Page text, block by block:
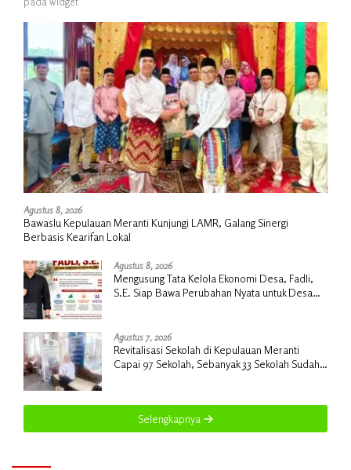
Agustus 8, 2026
Bawaslu Kepulauan Meranti Kunjungi LAMR, Galang Sinergi
Berbasis Kearifan Lokal
Agustus 8, 2026
Mengusung Tata Kelola Ekonomi Desa, Fadli,
S.E. Siap Bawa Perubahan Nyata untuk Desa
Agustus 7, 2026
Revitalisasi Sekolah di Kepulauan Meranti
Capai 97 Sekolah, Sebanyak 33 Sekolah Sudah
Selengkapnya